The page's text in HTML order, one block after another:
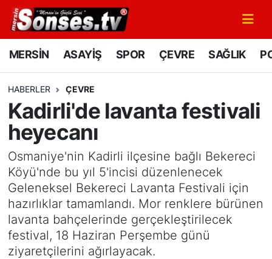
MERSİN ASAYİŞ SPOR ÇEVRE SAĞLIK
HABERLER ÇEVRE
Kadirli'de lavanta festivali
heyecanı
Osmaniye'nin Kadirli ilçesine bağlı Bekereci
Köyü'nde bu yıl 5'incisi düzenlenecek
Geleneksel Bekereci Lavanta Festivali için
hazırlıklar tamamlandı. Mor renklere bürünen
lavanta bahçelerinde gerçekleştirilecek
festival, 18 Haziran Perşembe günü
ziyaretçilerini ağırlayacak.
MERSİN
SPOR
GÜNÜN MANŞETİ
DÜNYA
KÜLTÜR - SANAT
MAGAZİN
Mersin Nöbetçi Eczaneler
Mersin Namaz Vakitleri
Mersin Trafik Yoğunluk Haritası
Süper Lig Puan Durumu ve Fikstür
Tüm Manşetler
Son Dakika Haberleri